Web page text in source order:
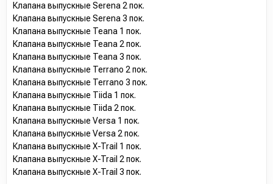
Клапана выпускные Serena 2 пок.
Клапана выпускные Serena 3 пок.
Клапана выпускные Teana 1 пок.
Клапана выпускные Teana 2 пок.
Клапана выпускные Teana 3 пок.
Клапана выпускные Terrano 2 пок.
Клапана выпускные Terrano 3 пок.
Клапана выпускные Tiida 1 пок.
Клапана выпускные Tiida 2 пок.
Клапана выпускные Versa 1 пок.
Клапана выпускные Versa 2 пок.
Клапана выпускные X-Trail 1 пок.
Клапана выпускные X-Trail 2 пок.
Клапана выпускные X-Trail 3 пок.